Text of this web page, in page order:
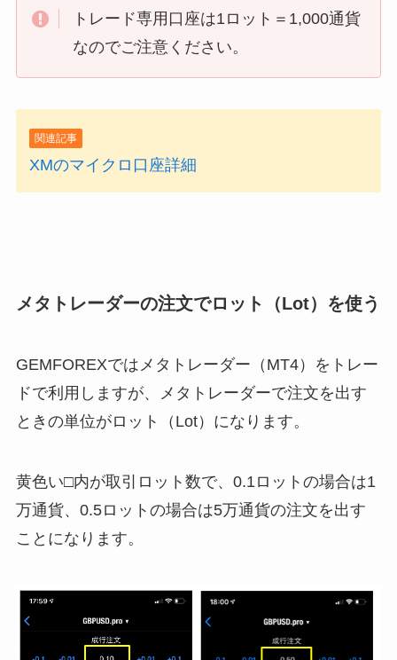
トレード専用口座は1ロット＝1,000通貨
なのでご注意ください。
関連記事
XMのマイクロ口座詳細
メタトレーダーの注文でロット（Lot）を使う
GEMFOREXではメタトレーダー（MT4）をトレー
ドで利用しますが、メタトレーダーで注文を出す
ときの単位がロット（Lot）になります。
黄色い□内が取引ロット数で、0.1ロットの場合は1
万通貨、0.5ロットの場合は5万通貨の注文を出す
ことになります。